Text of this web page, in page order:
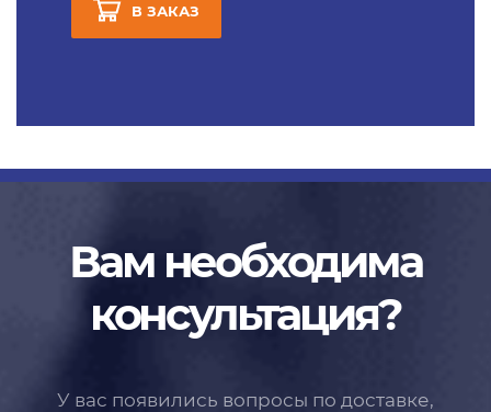
В ЗАКАЗ
Вам необходима
консультация?
У вас появились вопросы по доставке,